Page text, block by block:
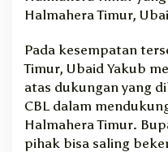
Halmahera Timur,
Pada kesempatan
Timur, Ubaid Yakub
atas dukungan yang
CBL dalam
Halmahera Timur.
pihak bisa saling